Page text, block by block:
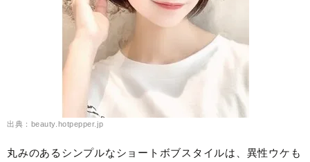
出典：beauty.hotpepper.jp
丸みのあるシンプルなショートボブスタイルは、異性ウケも